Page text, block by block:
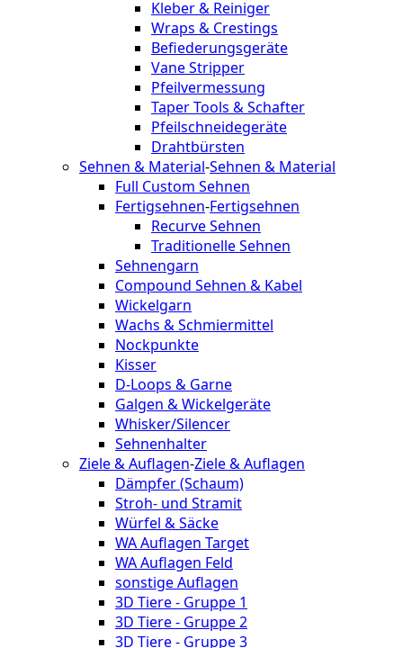
Kleber & Reiniger
Wraps & Crestings
Befiederungsgeräte
Vane Stripper
Pfeilvermessung
Taper Tools & Schafter
Pfeilschneidegeräte
Drahtbürsten
Sehnen & Material-Sehnen & Material
Full Custom Sehnen
Fertigsehnen-Fertigsehnen
Recurve Sehnen
Traditionelle Sehnen
Sehnengarn
Compound Sehnen & Kabel
Wickelgarn
Wachs & Schmiermittel
Nockpunkte
Kisser
D-Loops & Garne
Galgen & Wickelgeräte
Whisker/Silencer
Sehnenhalter
Ziele & Auflagen-Ziele & Auflagen
Dämpfer (Schaum)
Stroh- und Stramit
Würfel & Säcke
WA Auflagen Target
WA Auflagen Feld
sonstige Auflagen
3D Tiere - Gruppe 1
3D Tiere - Gruppe 2
3D Tiere - Gruppe 3